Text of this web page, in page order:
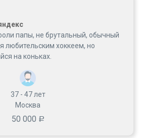
папы, не брутальный, обычный
любительским хоккеем, но
на коньках.
37 - 47лет
Москва
50 000 Р